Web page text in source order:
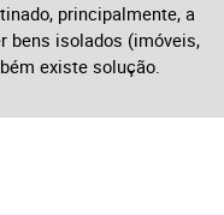
principalmente, a
bens isolados (imóveis,
existe solução.